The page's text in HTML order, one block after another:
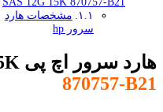
مشخصات هارد
سرور hp
هارد سرور اچ پی 600GB SAS 12G 15K
870757-B21